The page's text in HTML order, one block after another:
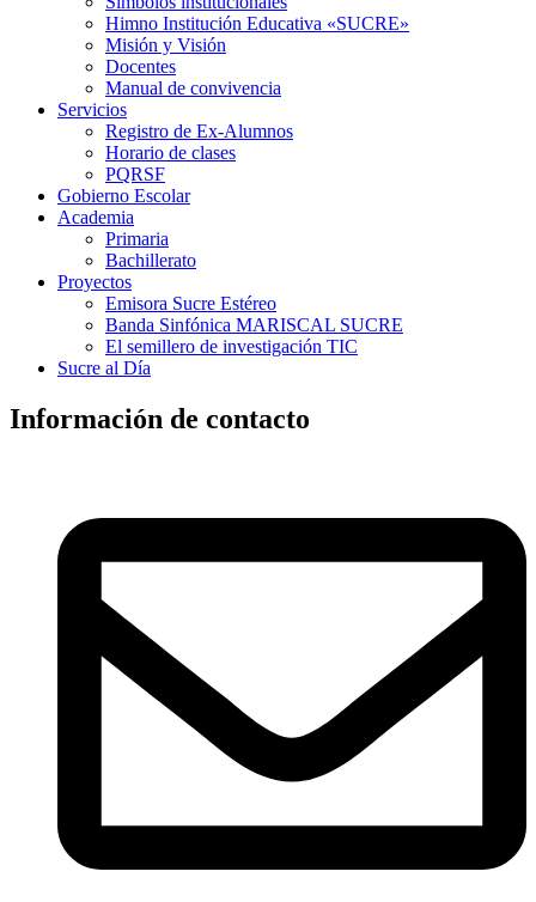
Himno Institución Educativa «SUCRE»
Misión y Visión
Docentes
Manual de convivencia
Servicios
Registro de Ex-Alumnos
Horario de clases
PQRSF
Gobierno Escolar
Academia
Primaria
Bachillerato
Proyectos
Emisora Sucre Estéreo
Banda Sinfónica MARISCAL SUCRE
El semillero de investigación TIC
Sucre al Día
Información de contacto